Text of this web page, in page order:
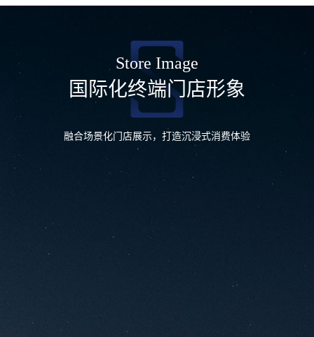
Store Image
国际化终端门店形象
融合场景化门店展示，打造沉浸式消费体验